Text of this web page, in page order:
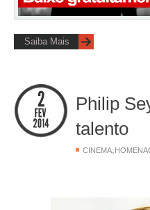
Saiba Mais
Philip
talento
CINEMA,